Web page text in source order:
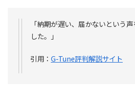
「納期が遅い、届かないという
した。」
引用： G-Tune評判解説サイト